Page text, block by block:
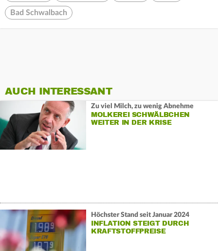
Bad Schwalbach
AUCH INTERESSANT
Zu viel Milch, zu wenig Abnehme
MOLKEREI SCHWÄLBCHEN
WEITER IN DER KRISE
Höchster Stand seit Januar 2024
INFLATION STEIGT DURCH
KRAFTSTOFFPREISE